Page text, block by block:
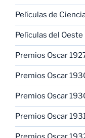
Películas de
Películas del Oeste
Premios Oscar
Premios Oscar
Premios Oscar
Premios Oscar